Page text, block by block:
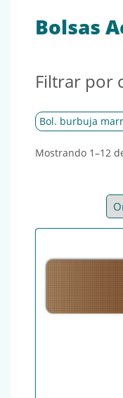
Bolsas
Filtrar por
Bol. burbuja
Mostrando 1–12